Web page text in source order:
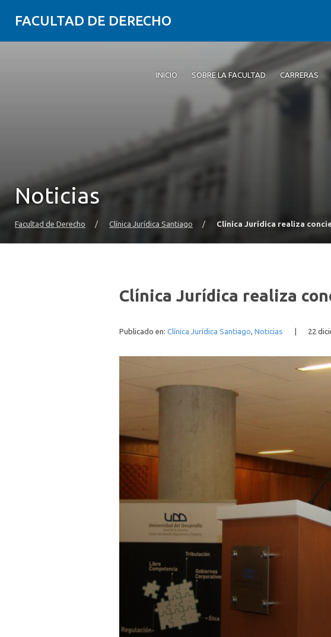
FACULTAD DE DERECHO
INICIO SOBRE LA FACULTAD CARRERAS
Noticias
Facultad de Derecho / Clínica Jurídica Santiago / Clínica Jurídica realiza
Clínica Jurídica realiza
Publicado en: Clínica Jurídica Santiago, Noticias 22